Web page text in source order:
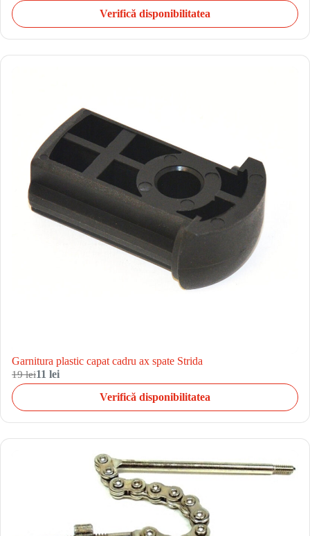
Verifică disponibilitatea
Garnitura plastic capat cadru ax spate Strida
19 lei11 lei
Verifică disponibilitatea